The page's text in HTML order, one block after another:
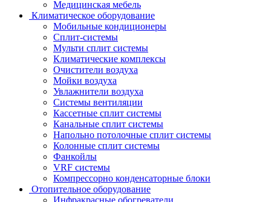
Медицинская мебель
Климатическое оборудование
Мобильные кондиционеры
Сплит-системы
Мульти сплит системы
Климатические комплексы
Очистители воздуха
Мойки воздуха
Увлажнители воздуха
Системы вентиляции
Кассетные сплит системы
Канальные сплит системы
Напольно потолочные сплит системы
Колонные сплит системы
Фанкойлы
VRF системы
Компрессорно конденсаторные блоки
Отопительное оборудование
Инфракрасные обогреватели